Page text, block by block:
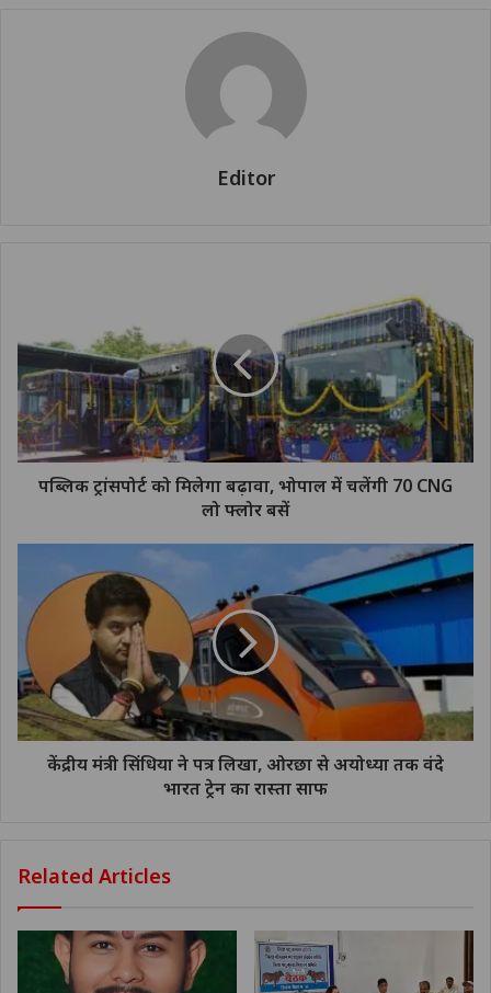
Editor
पब्लिक ट्रांसपोर्ट को मिलेगा बढ़ावा, भोपाल में चलेंगी 70 CNG
लो फ्लोर बसें
केंद्रीय मंत्री सिंधिया ने पत्र लिखा, ओरछा से अयोध्या तक वंदे
भारत ट्रेन का रास्ता साफ
Related Articles